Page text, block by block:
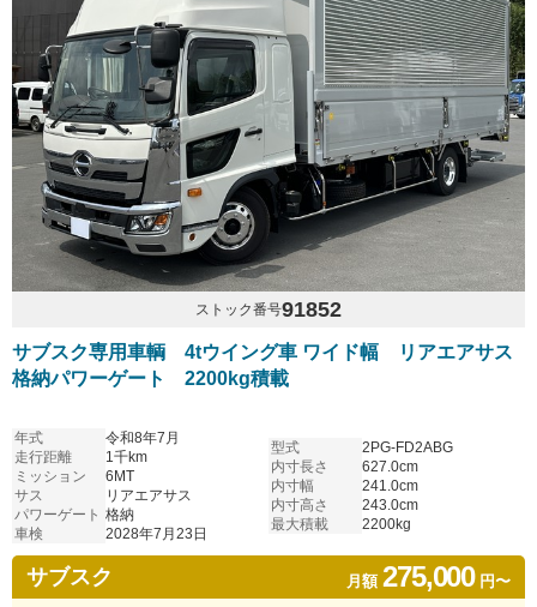
ストック番号91852
サブスク専用車輌 4tウイング車 ワイド幅 リアエアサス
格納パワーゲート 2200kg積載
年式
令和8年7月
走行距離
1千km
ミッション
6MT
サス
リアエアサス
パワーゲート 格納
車検
2028年7月23日
型式
2PG-FD2ABG
内寸長さ
627.0cm
内寸幅
241.0cm
内寸高さ
243.0cm
最大積載
2200kg
サブスク 月額275,000円〜